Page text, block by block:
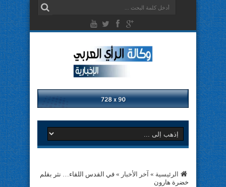
الرئيسية » آخر الأخبار » في القدس اللقاء… نثر بقلم
خضرة هارون